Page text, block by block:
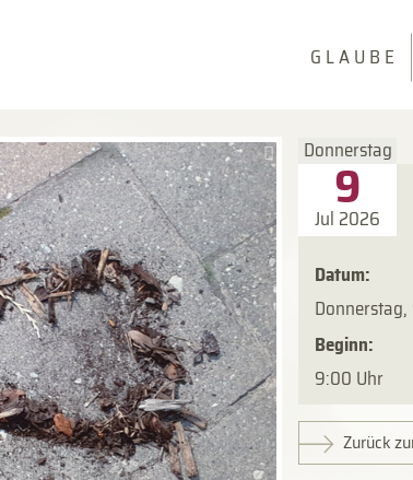
G L A U B E
Donnerstag
9
Jul 2026
Datum:
Beginn:
9:00 Uhr
Zurück